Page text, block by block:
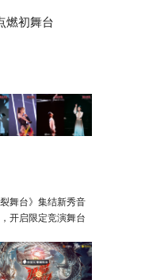
燃初舞台
裂舞台》集结新秀音
开启限定竞演舞台